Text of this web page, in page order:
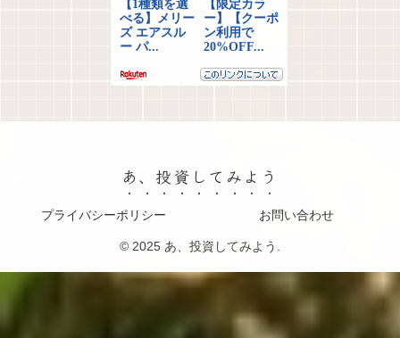
あ、投資してみよう
プライバシーポリシー お問い合わせ
© 2025 あ、投資してみよう.